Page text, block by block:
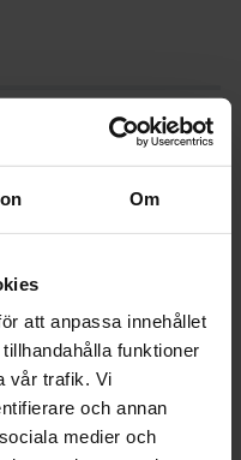
Om
att anpassa innehållet
funktioner
vår trafik. Vi
och annan
medier och